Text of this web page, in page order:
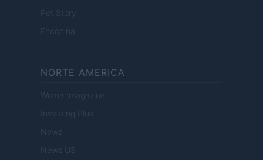
Pet Story
Encocina
NORTE AMERICA
Womanmagazine
Investing Plus
Newz
Newz US